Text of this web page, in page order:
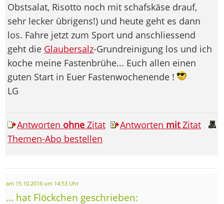
Obstsalat, Risotto noch mit schafskäse drauf,
sehr lecker übrigens!) und heute geht es dann
los. Fahre jetzt zum Sport und anschliessend
geht die Glaubersalz-Grundreinigung los und ich
koche meine Fastenbrühe... Euch allen einen
guten Start in Euer Fastenwochenende !
LG
Antworten ohne Zitat Antworten mitZitat
Themen-Abo bestellen
am 15.10.2016 um 14:53 Uhr
... hat Flöckchen geschrieben: